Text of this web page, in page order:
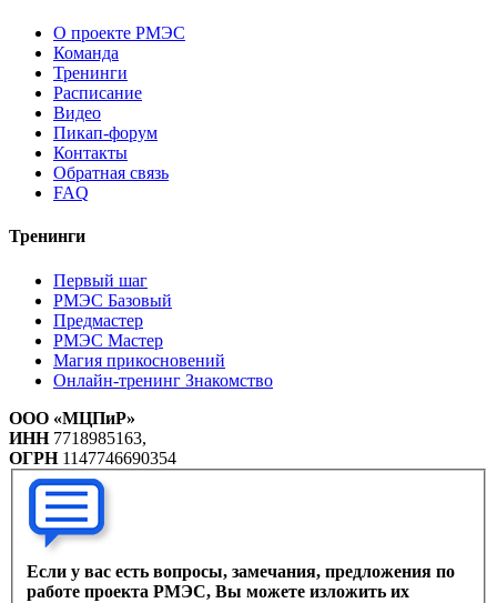
О проекте РМЭС
Команда
Тренинги
Расписание
Видео
Пикап-форум
Контакты
Обратная связь
FAQ
Тренинги
Первый шаг
РМЭС Базовый
Предмастер
РМЭС Мастер
Магия прикосновений
Онлайн-тренинг Знакомство
ООО «МЦПиР»
ИНН7718985163,
ОГРН1147746690354
Если у вас есть вопросы, замечания, предложения по
работе проекта РМЭС, Вы можете изложить их